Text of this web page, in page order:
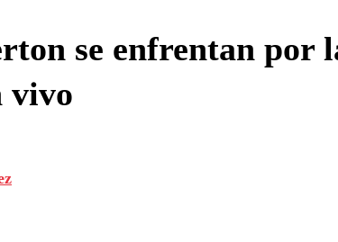
se enfrentan por
vivo